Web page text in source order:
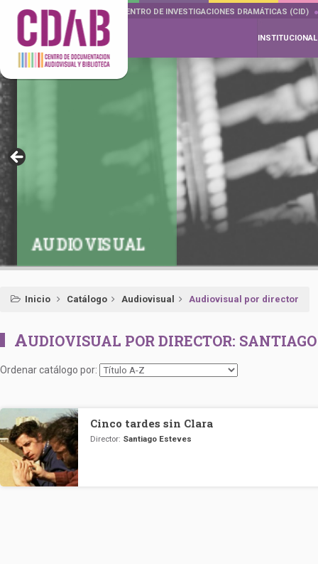
DOCUMENTA DRAMÁTICAS CENTRO DE INVESTIGACIONES DRAMÁTICAS (CID)
INSTITUCIONAL
AUDIOVISUAL
Inicio Catálogo Audiovisual Audiovisual por director
AUDIOVISUAL POR DIRECTOR:
Ordenar catálogo por:
Cinco tardes sin Clara
Director: Santiago Esteves